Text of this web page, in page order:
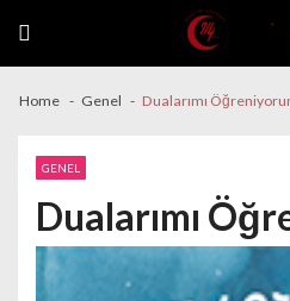
Home Genel Dualarımı
GENEL
Dualarımı